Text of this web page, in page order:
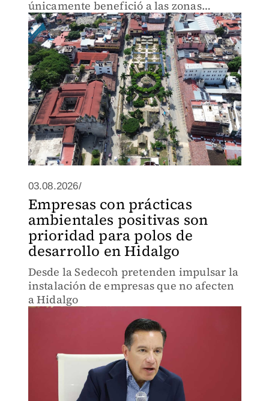
únicamente benefició a las zonas
urbanas
03.08.2026/
Empresas con prácticas
ambientales positivas son
prioridad para polos de
desarrollo en Hidalgo
Desde la Sedecoh pretenden impulsar la
instalación de empresas que no afecten
a Hidalgo